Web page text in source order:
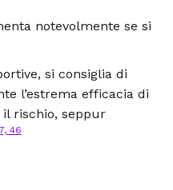
notevolmente se si
si consiglia di
l’estrema efficacia di
rischio, seppur
46